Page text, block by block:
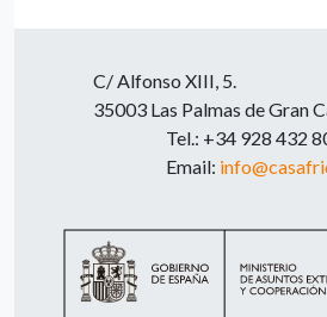
C/ Alfonso XIII, 5.
35003 Las Palmas de Gran
Tel.: +34 928 432
Email: